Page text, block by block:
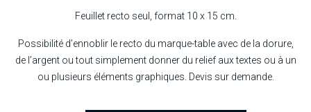
Feuillet recto seul, format 10 x 15 cm.
Possibilité d’ennoblir le recto du marque-table avec de la dorure,
de l’argent ou tout simplement donner du relief aux textes ou à un
ou plusieurs éléments graphiques. Devis sur demande.